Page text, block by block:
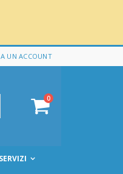
UN ACCOUNT
Cart
0elementi
SERVIZI